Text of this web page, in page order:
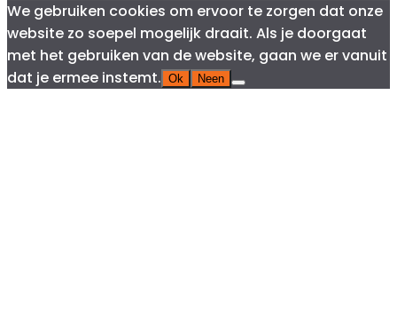
We gebruiken cookies om ervoor te zorgen dat onze
website zo soepel mogelijk draait. Als je doorgaat
met het gebruiken van de website, gaan we er vanuit
dat je ermee instemt. Ok Neen